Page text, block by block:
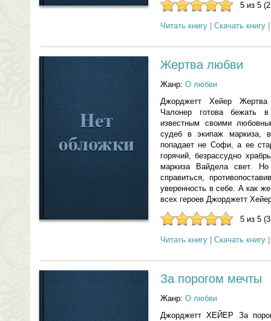
5 из 5
Читать книгу Скачать книгу
Жертва любви
Жанр: О любви
Джорджетт Хейер
Чалонер готова бежать
известным своими
судеб в экипаж
попадает не Софи, а ее
горячий, безрассудно
маркиза Вайдела свет.
справиться,
уверенность в себе. А как
всех героев Джорджетт
5 из 5
Читать книгу Скачать книгу
За порогом мечты
Жанр: О любви
Джорджетт ХЕЙЕР За